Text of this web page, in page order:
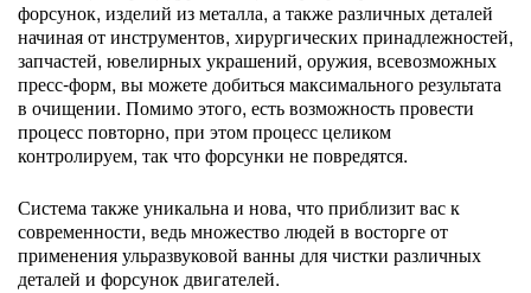
форсунок, изделий из металла, а также различных деталей
начиная от инструментов, хирургических принадлежностей,
запчастей, ювелирных украшений, оружия, всевозможных
пресс-форм, вы можете добиться максимального результата
в очищении. Помимо этого, есть возможность провести
процесс повторно, при этом процесс целиком
контролируем, так что форсунки не повредятся.
Система также уникальна и нова, что приблизит вас к
современности, ведь множество людей в восторге от
применения ульразвуковой ванны для чистки различных
деталей и форсунок двигателей.